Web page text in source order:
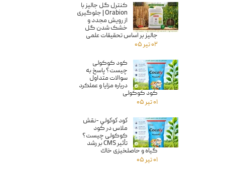
کنترل گل جالیز با
Orabion | جلوگیری
از رویش مجدد و
خشک شدن گل
جالیز بر اساس تحقیقات علمی
۰۲ تیر ۰۵
کود کوکولی
چیست؟ پاسخ به
سوالات متداول
درباره مزایا و عملکرد
کود کوکولی
۰۱ تیر ۰۵
كود كوكولي -نقش
ملاس در کود
کوکولی چیست؟
تأثیر CMS بر رشد
گیاه و حاصلخیزی خاك
۰۱ تیر ۰۵